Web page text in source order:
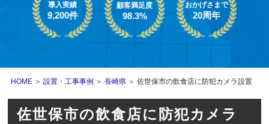
導入実績
9,200件
顧客満足度
98.3%
おかげさまで
20周年
HOME ＞設置・工事事例 ＞長崎県 ＞ 佐世保市の飲食店に防犯カメラ設置
佐世保市の飲食店に防犯カメラ